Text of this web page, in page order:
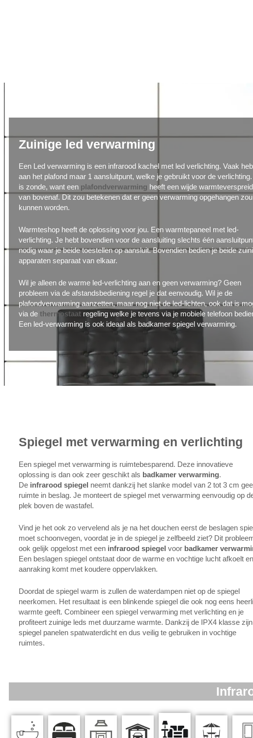
Zuinige led verwarming
Een Led verwarming is een infrarood kachel met led verlichting. Vaak
aan het plafond maar 1 aansluitpunt, welke je gebruikt voor de
is zonde, want een plafondverwarming heeft een wijde
van bovenaf. Dit zou betekenen dat er geen verwarming opgehangen zou
kunnen worden.
Warmteshop heeft de oplossing voor jou. Een warmtepaneel met led-
verlichting. Je hebt bovendien voor de aansluiting slechts één
nodig waar je beide toestellen op aansluit. Bovendien bedien je beide
apparaten separaat van elkaar.
Wil je alleen de warme led-verlichting aan en geen verwarming? Geen
probleem via de afstandsbediening regel je dat eenvoudig. Wil je de
plafondverwarming aanzetten, maar nog niet de led-lichten, ook dat is
via de thermostaat regeling welke je tevens via je mobiele telefoon
Een led-verwarming is ook ideaal als badkamer spiegel verwarming.
Spiegel met verwarming en verlichting
Een spiegel met verwarming is ruimtebesparend. Deze innovatieve
oplossing is dan ook zeer geschikt als badkamer verwarming.
De infrarood spiegel neemt dankzij het slanke model van 2 tot 3 cm
ruimte in beslag. Je monteert de spiegel met verwarming eenvoudig op
plek boven de wastafel.
Vind je het ook zo vervelend als je na het douchen eerst de beslagen
moet schoonvegen, voordat je in de spiegel je zelfbeeld ziet? Dit
ook gelijk opgelost met een infrarood spiegel voor badkamer
Een beslagen spiegel ontstaat door de warme en vochtige lucht afkoelt
aanraking komt met koudere oppervlakken.
Doordat de spiegel warm is zullen de waterdampen niet op de spiegel
neerkomen. Het resultaat is een blinkende spiegel die ook nog eens
warmte geeft. Combineer een spiegel verwarming met verlichting en je
profiteert zuinige leds met duurzame warmte. Dankzij de IPX4 klasse
spiegel panelen spatwaterdicht en dus veilig te gebruiken in vochtige
ruimtes.